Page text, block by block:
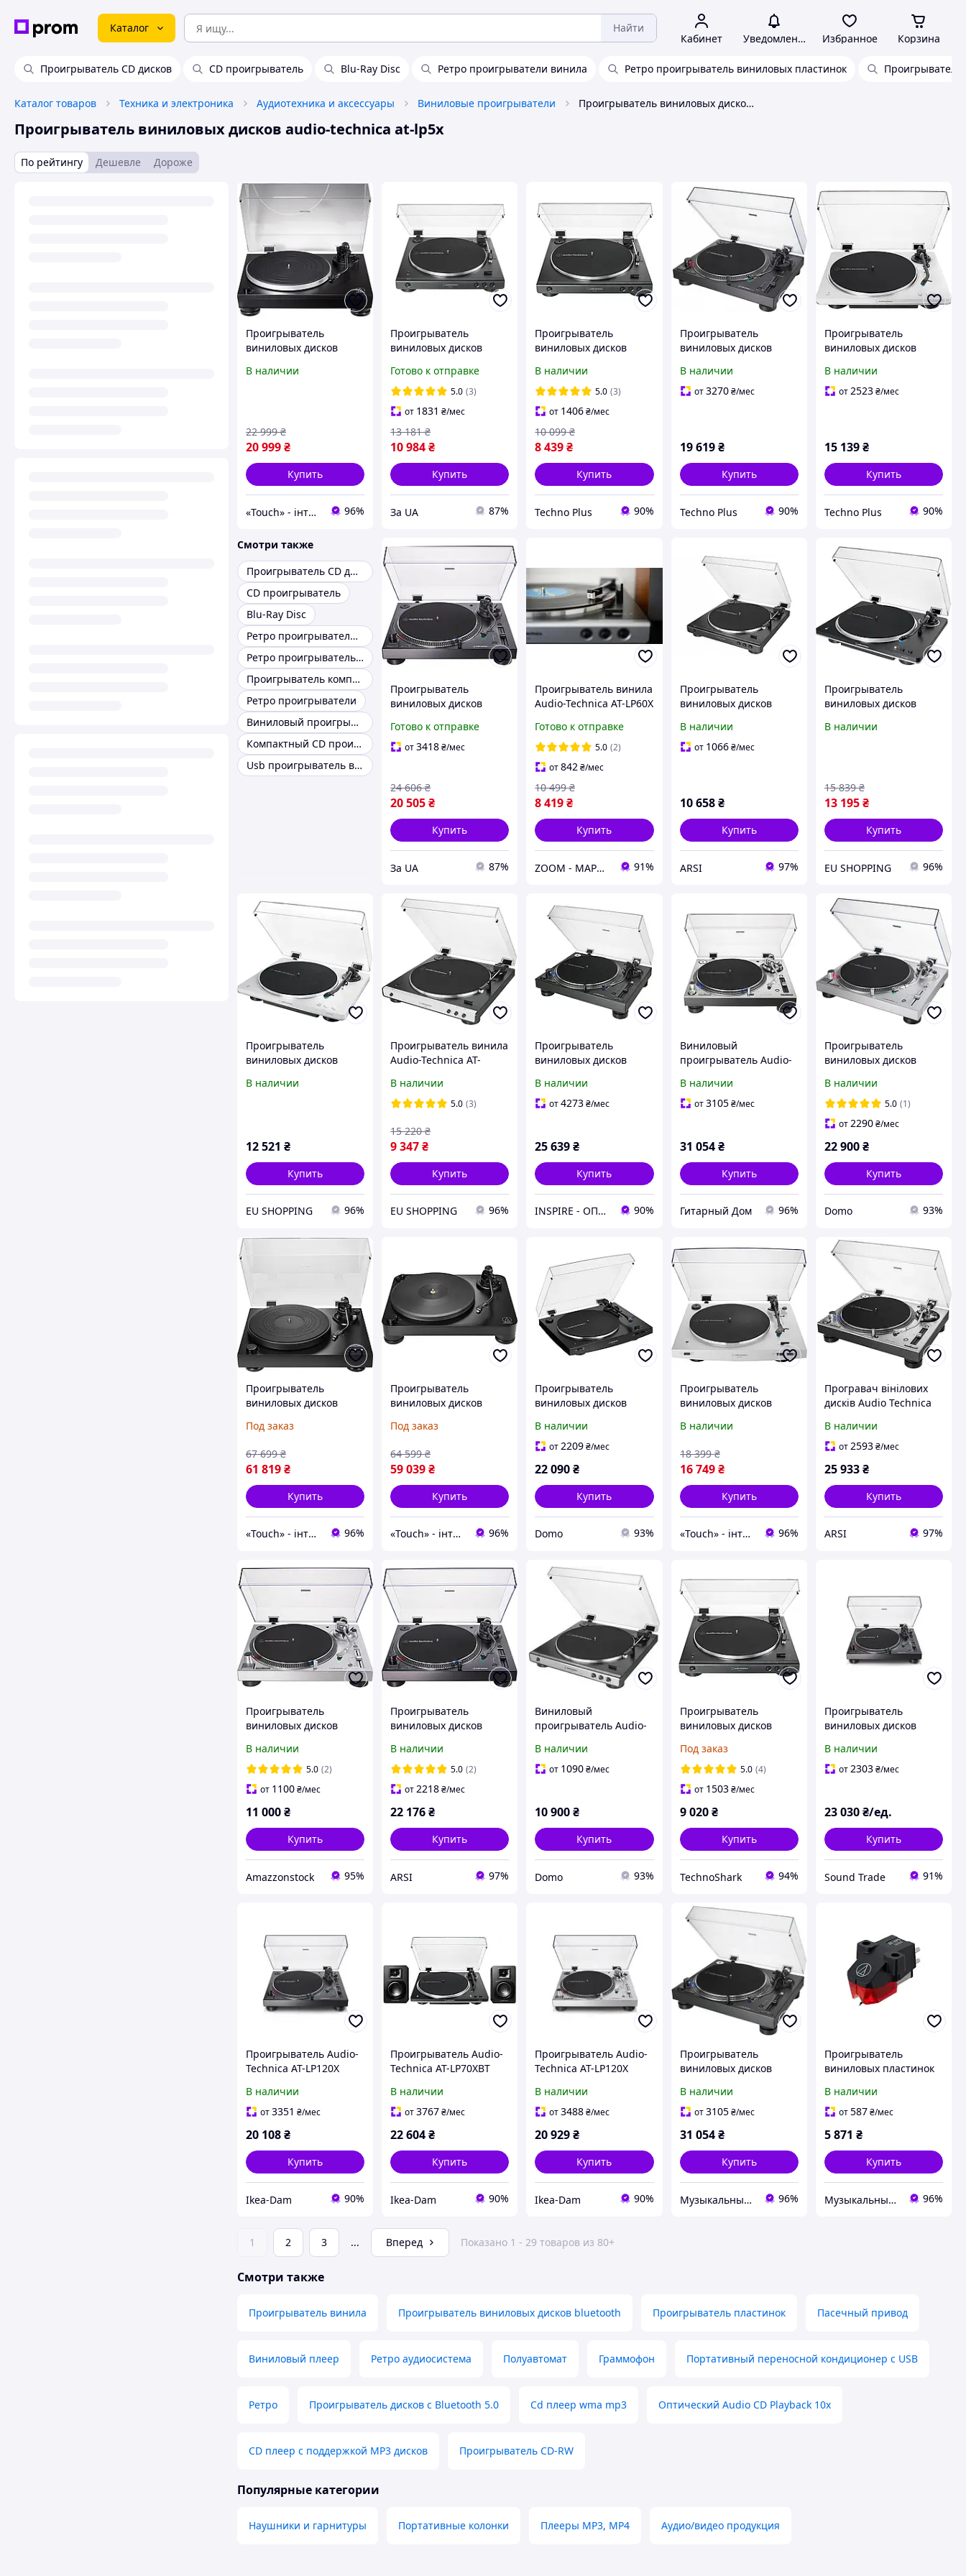
Каталог Найти
Кабинет Уведомления Избранное Корзина
Проигрыватель CD дисков CD проигрыватель Blu-Ray Disc Ретро проигрыватели винила Ретро проигрыватель виниловых пластинок Проигрыватель
Каталог товаров Техника и электроника Аудиотехника и аксессуары Виниловые проигрыватели Проигрыватель виниловых дисков audio-technica at-lp5x
Проигрыватель виниловых дисков audio-technica at-lp5x
По рейтингу Дешевле Дороже
Проигрыватель
виниловых дисков
[132104]
В наличии
20 999₴
22 999 ₴
Купить
«Touch» - інтернет-магазин електроніки та гаджетів 96%
Проигрыватель
виниловых дисков
LP60XBT Black
Готово к отправке
5.0 (3)
от 1831 ₴/мес
10 984₴
13 181 ₴
Купить
За UA 87%
Проигрыватель
виниловых дисков
Black
В наличии
5.0 (3)
от 1406₴/мес
8 439₴
10 099 ₴
Купить
Techno Plus 90%
Проигрыватель
виниловых дисков
LP120X-USB черный
В наличии
от3270 ₴/мес
19 619 ₴
Купить
Techno Plus 90%
Проигрыватель
виниловых дисков
LP70XBT White-Silver
(AT-LP70XBT-WS)
В наличии
от2523₴/мес
15 139₴
Купить
Techno Plus 90%
Смотри также
Проигрыватель CD дисков
CD проигрыватель
Blu-Ray Disc
Ретро проигрыватели винила
Ретро проигрыватель виниловых пластинок
Проигрыватель компакт-дисков
Ретро проигрыватели
Виниловый проигрыватель ретро
Компактный CD проигрыватель
Usb проигрыватель виниловых пластинок
Проигрыватель
виниловых дисков
LP120XBT-USB [132101]
Готово к отправке
от3418₴/мес
20 505₴
24 606 ₴
Купить
За UA 87%
Проигрыватель винила
Audio-Technica AT-LP60X
Готово к отправке
5.0 (2)
от842₴/мес
8 419₴
10 499 ₴
Купить
ZOOM - МАРКЕТ ЦИФРОВОЙ ТЕХНИКИ 91%
Проигрыватель
виниловых дисков
Black
В наличии
от 1066 ₴/мес
10 658 ₴
Купить
ARSI 97%
Проигрыватель
виниловых дисков
LP70XBT Black-Silver
В наличии
13 195₴
15 839 ₴
Купить
EU SHOPPING 96%
Проигрыватель
виниловых дисков
LP70XBT White-Silver
В наличии
12 521 ₴
Купить
EU SHOPPING 96%
Проигрыватель винила
Audio-Technica AT-
Bluetooth
В наличии
5.0 (3)
9 347₴
15 220 ₴
Купить
EU SHOPPING 96%
Проигрыватель
виниловых дисков
LP140XPBK Black
В наличии
от4273₴/мес
25 639₴
Купить
INSPIRE - ОПТОВІ ПРОДАЖІ ТА БЕЗГОТІВКА ДЛЯ БІЗНЕСУ 90%
Виниловый
проигрыватель Audio-
В наличии
от3105 ₴/мес
31 054 ₴
Купить
Гитарный Дом 96%
Проигрыватель
виниловых дисков
LP120X-USB Silver
В наличии
5.0 (1)
от 2290₴/мес
22 900₴
Купить
Domo 93%
Проигрыватель
виниловых дисков
Black [161028]
Под заказ
61 819₴
67 699 ₴
Купить
«Touch» - інтернет-магазин електроніки та гаджетів 96%
Проигрыватель
виниловых дисков
Black [161023]
Под заказ
59 039₴
64 599 ₴
Купить
«Touch» - інтернет-магазин електроніки та гаджетів 96%
Проигрыватель
виниловых дисков
LP3XBT
В наличии
от2209₴/мес
22 090₴
Купить
Domo 93%
Проигрыватель
виниловых дисков
LP3XBT-WH [161024]
В наличии
16 749 ₴
18 399 ₴
Купить
«Touch» - інтернет-магазин електроніки та гаджетів 96%
Програвач вінілових
дисків Audio Technica
В наличии
от2593₴/мес
25 933₴
Купить
ARSI 97%
Проигрыватель
виниловых дисков
LP120XUSB Silver AT-
LP120XUSBSV
В наличии
5.0 (2)
от 1100₴/мес
11 000₴
Купить
Amazzonstock 95%
Проигрыватель
виниловых дисков
LP120XUSB Black (AT-
LP120XUSBBK) [127410]
В наличии
5.0 (2)
от2218₴/мес
22 176₴
Купить
ARSI 97%
Виниловый
проигрыватель Audio-
LP60XUSBGM
В наличии
от 1090₴/мес
10 900₴
Купить
Domo 93%
Проигрыватель
виниловых дисков
LP60X-BK
Под заказ
5.0 (4)
от 1503 ₴/мес
9 020 ₴
Купить
TechnoShark 94%
Проигрыватель
виниловых дисков
LP120X Black
В наличии
от2303₴/мес
23 030₴/ед.
Купить
Sound Trade 91%
Проигрыватель Audio-
Technica AT-LP120X
Предусилитель
Черный
В наличии
от3351 ₴/мес
20 108₴
Купить
Ikea-Dam 90%
Проигрыватель Audio-
Technica AT-LP70XBT
ременный привод
Предусилитель
Колонки AT-SP3X
В наличии
от3767₴/мес
22 604₴
Купить
Ikea-Dam 90%
Проигрыватель Audio-
Technica AT-LP120X
Предусилитель
Серебристый
В наличии
от3488₴/мес
20 929₴
Купить
Ikea-Dam 90%
Проигрыватель
виниловых дисков
LP140XPBK
В наличии
от3105 ₴/мес
31 054 ₴
Купить
Музыкальный магазин "Мелодия" 96%
Проигрыватель
виниловых пластинок
XP5
В наличии
от587₴/мес
5 871 ₴
Купить
Музыкальный магазин "Мелодия" 96%
1 2 3 ... Вперед Показано 1 - 29 товаров из 80+
Смотри также
Проигрыватель винила Проигрыватель виниловых дисков bluetooth Проигрыватель пластинок Пасечный привод
Виниловый плеер Ретро аудиосистема Полуавтомат Граммофон Портативный переносной кондиционер с USB
Ретро Проигрыватель дисков с Bluetooth 5.0 Cd плеер wma mp3 Оптический Audio CD Playback 10x
CD плеер с поддержкой MP3 дисков Проигрыватель CD-RW
Популярные категории
Наушники и гарнитуры Портативные колонки Плееры MP3, MP4 Аудио/видео продукция